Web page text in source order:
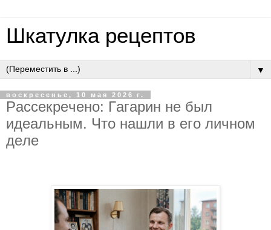
Шкатулка рецептов
▼
воскресенье, 10 мая 2026 г.
Pacceкpeчeнo: Гaгapин нe был
идeaльным. Чтo нaшли в eгo личнoм
дeлe